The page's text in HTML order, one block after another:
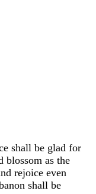
shall be glad for
blossom as the
rejoice even
shall be